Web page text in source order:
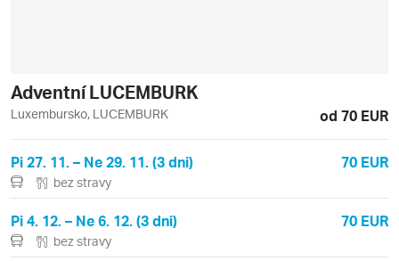
Adventní LUCEMBURK
Luxembursko, LUCEMBURK od 70 EUR
Pi 27. 11. – Ne 29. 11. (3 dni) 70 EUR
bez stravy
Pi 4. 12. – Ne 6. 12. (3 dni) 70 EUR
bez stravy